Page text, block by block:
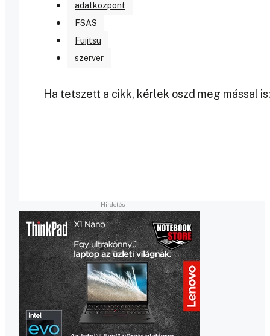
adatközpont
FSAS
Fujitsu
szerver
Ha tetszett a cikk, kérlek oszd meg mással is: